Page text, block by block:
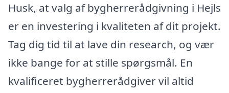
Husk, at valg af bygherrerådgivning i Hejls
er en investering i kvaliteten af dit projekt.
Tag dig tid til at lave din research, og vær
ikke bange for at stille spørgsmål. En
kvalificeret bygherrerådgiver vil altid